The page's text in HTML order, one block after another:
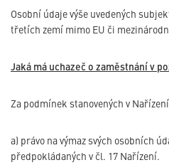
Osobní údaje výše uvedených
třetích zemí mimo EU či
Jaká má uchazeč o zaměstnání v
Za podmínek stanovených v
a) právo na výmaz svých osobních
předpokládaných v čl. 17 Nařízení.